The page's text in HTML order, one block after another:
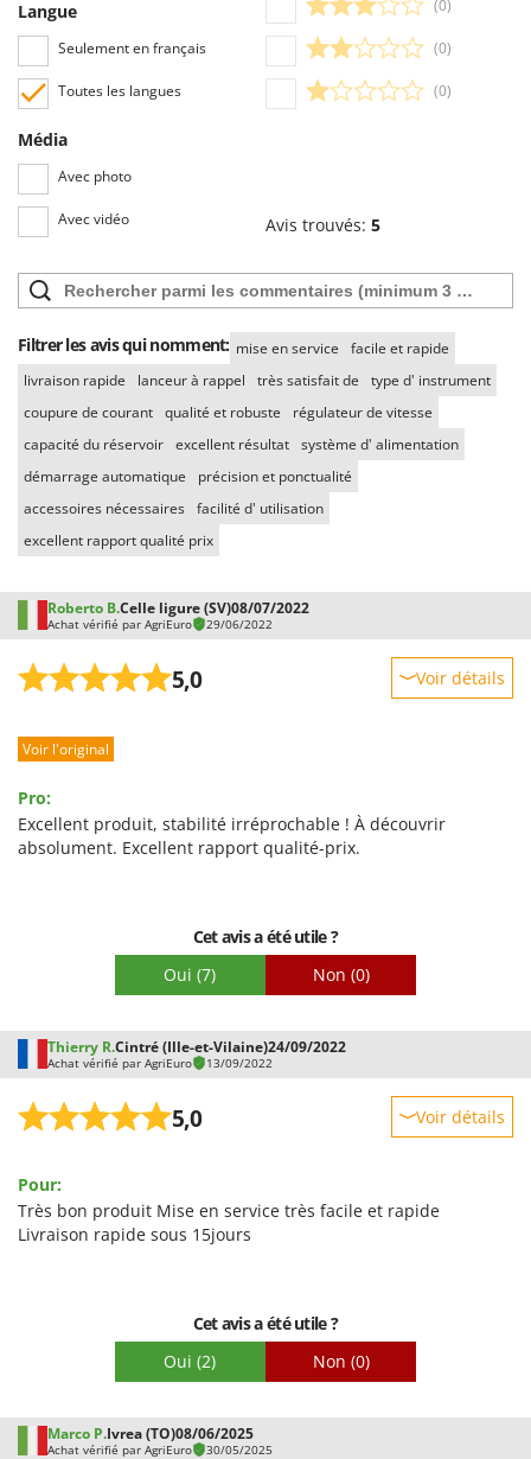
Langue
Seulement en français
Toutes les langues
Média
Avec photo
Avec vidéo
(0)
(0)
(0)
Avis trouvés: 5
Filtrer les avis qui nomment: mise en service
facile et rapide
livraison rapide
lanceur à rappel très satisfait de
type d' instrument
coupure de courant qualité et robuste
régulateur de vitesse
capacité du réservoir excellent résultat système d' alimentation
démarrage automatique
précision et ponctualité
accessoires nécessaires facilité d' utilisation
excellent rapport qualité prix
Roberto B.Celle ligure (SV)08/07/2022
Achat vérifié par AgriEuro 29/06/2022
5,0 Voir détails
Prestations
Qualité / Prix
Facilité de montage
Voir l'original
Pro:
Excellent produit, stabilité irréprochable ! À découvrir
absolument. Excellent rapport qualité-prix.
Cet avis a été utile ?
Oui (7) Non (0)
Thierry R.Cintré (Ille-et-Vilaine)24/09/2022
Achat vérifié par AgriEuro 13/09/2022
5,0 Voir détails
Prestations
Facilité d'utilisation
Pour:
Très bon produit Mise en service très facile et rapide
Livraison rapide sous 15jours
Cet avis a été utile ?
Oui (2) Non (0)
Marco P.Ivrea (TO)08/06/2025
Achat vérifié par AgriEuro 30/05/2025